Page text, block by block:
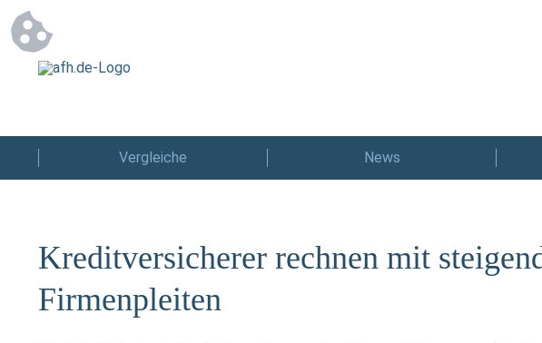
Vergleiche News
Kreditversicherer rechnen mit
Firmenpleiten